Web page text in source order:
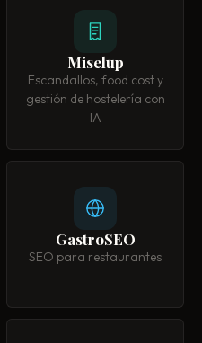
Miselup
Escandallos, food cost y
gestión de hostelería con
IA
GastroSEO
SEO para restaurantes